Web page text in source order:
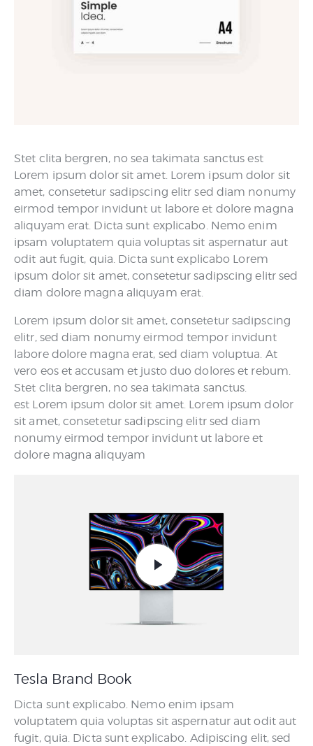
Stet clita bergren, no sea takimata sanctus est
Lorem ipsum dolor sit amet. Lorem ipsum dolor sit
amet, consetetur sadipscing elitr sed diam nonumy
eirmod tempor invidunt ut labore et dolore magna
aliquyam erat. Dicta sunt explicabo. Nemo enim
ipsam voluptatem quia voluptas sit aspernatur aut
odit aut fugit, quia. Dicta sunt explicabo Lorem
ipsum dolor sit amet, consetetur sadipscing elitr sed
diam dolore magna aliquyam erat.
Lorem ipsum dolor sit amet, consetetur sadipscing
elitr, sed diam nonumy eirmod tempor invidunt
labore dolore magna erat, sed diam voluptua. At
vero eos et accusam et justo duo dolores et rebum.
Stet clita bergren, no sea takimata sanctus.
est Lorem ipsum dolor sit amet. Lorem ipsum dolor
sit amet, consetetur sadipscing elitr sed diam
nonumy eirmod tempor invidunt ut labore et
dolore magna aliquyam
Tesla Brand Book
Dicta sunt explicabo. Nemo enim ipsam
voluptatem quia voluptas sit aspernatur aut odit aut
fugit, quia. Dicta sunt explicabo. Adipiscing elit, sed